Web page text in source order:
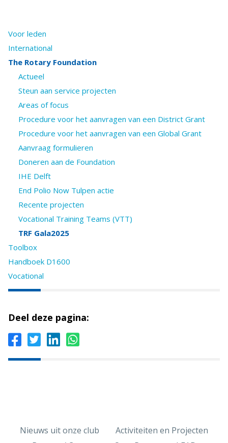
Voor leden
International
The Rotary Foundation
Actueel
Steun aan service projecten
Areas of focus
Procedure voor het aanvragen van een District Grant
Procedure voor het aanvragen van een Global Grant
Aanvraag formulieren
Doneren aan de Foundation
IHE Delft
End Polio Now Tulpen actie
Recente projecten
Vocational Training Teams (VTT)
TRF Gala2025
Toolbox
Handboek D1600
Vocational
Deel deze pagina:
Nieuws uit onze club
Activiteiten en Projecten